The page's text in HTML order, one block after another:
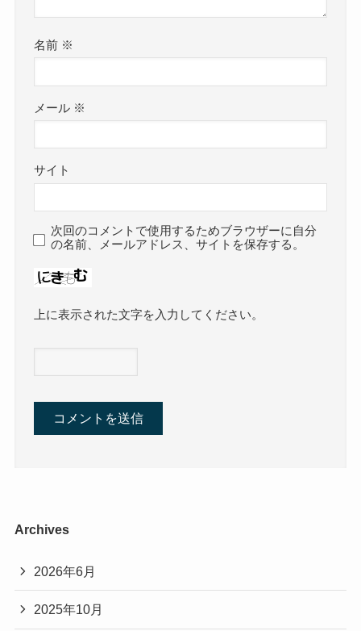
名前 ※
メール ※
サイト
次回のコメントで使用するためブラウザーに自分
の名前、メールアドレス、サイトを保存する。
上に表示された文字を入力してください。
Archives
2026年6月
2025年10月